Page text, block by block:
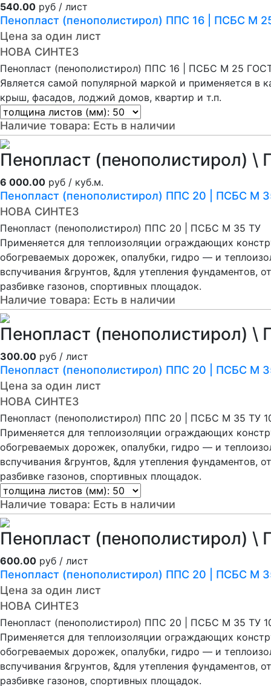
540.00 руб / лист
Пенопласт (пенополистирол) ППС 16 | ПСБС М
Цена за один лист
НОВА СИНТЕЗ
Пенопласт (пенополистирол) ППС 16 | ПСБС М 25
Является самой популярной маркой и применяется в
крыш, фасадов, лоджий домов, квартир и т.п.
Наличие товара: Есть в наличии
Пенопласт (пенополистирол)
6 000.00 руб / куб.м.
Пенопласт (пенополистирол) ППС 20 | ПСБС М
НОВА СИНТЕЗ
Пенопласт (пенополистирол) ППС 20 | ПСБС М 35 ТУ
Применяется для теплоизоляции ограждающих
обогреваемых дорожек, опалубки, гидро — и
вспучивания &грунтов, &для утепления фундаментов,
разбивке газонов, спортивных площадок.
Наличие товара: Есть в наличии
Пенопласт (пенополистирол)
300.00 руб / лист
Пенопласт (пенополистирол) ППС 20 | ПСБС М
Цена за один лист
НОВА СИНТЕЗ
Пенопласт (пенополистирол) ППС 20 | ПСБС М 35 ТУ
Применяется для теплоизоляции ограждающих
обогреваемых дорожек, опалубки, гидро — и
вспучивания &грунтов, &для утепления фундаментов,
разбивке газонов, спортивных площадок.
Наличие товара: Есть в наличии
Пенопласт (пенополистирол)
600.00 руб / лист
Пенопласт (пенополистирол) ППС 20 | ПСБС М
Цена за один лист
НОВА СИНТЕЗ
Пенопласт (пенополистирол) ППС 20 | ПСБС М 35 ТУ
Применяется для теплоизоляции ограждающих
обогреваемых дорожек, опалубки, гидро — и
вспучивания &грунтов, &для утепления фундаментов,
разбивке газонов, спортивных площадок.